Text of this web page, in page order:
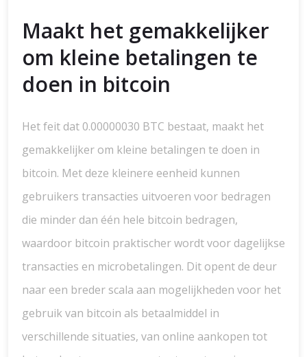
Maakt het gemakkelijker
om kleine betalingen te
doen in bitcoin
Het feit dat 0.00000030 BTC bestaat, maakt het
gemakkelijker om kleine betalingen te doen in
bitcoin. Met deze kleinere eenheid kunnen
gebruikers transacties uitvoeren voor bedragen
die minder dan één hele bitcoin bedragen,
waardoor bitcoin praktischer wordt voor dagelijkse
transacties en microbetalingen. Dit opent de deur
naar een breder scala aan mogelijkheden voor het
gebruik van bitcoin als betaalmiddel in
verschillende situaties, van online aankopen tot